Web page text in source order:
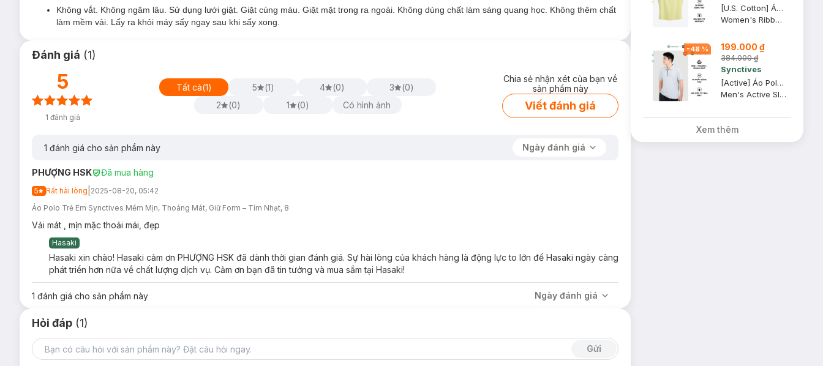
Không vắt. Không ngâm lâu. Sử dụng lưới giặt. Giặt cùng màu. Giặt mặt trong ra ngoài. Không dùng chất làm sáng quang học. Không thêm chất
làm mềm vải. Lấy ra khỏi máy sấy ngay sau khi sấy xong.
Đánh giá (1)
5
1 đánh giá
Tất cả(1) 5 (1) 4 (0) 3 (0)
2
(0) 1 (0) Có hình ảnh
Chia sẻ nhận xét của bạn về
sản phẩm này
Viết đánh giá
1 đánh giá cho sản phẩm này Ngày đánh giá
PHƯỢNG HSK Đã mua hàng
5 Rất hài lòng 2025-08-20, 05:42
Áo Polo Trẻ Em Synctives Mềm Mịn, Thoáng Mát, Giữ Form – Tím Nhạt, 8
Vải mát , mịn mặc thoải mái, đẹp
Hasaki
Hasaki xin chào! Hasaki cảm ơn PHƯỢNG HSK đã dành thời gian đánh giá. Sự hài lòng của khách hàng là động lực to lớn để Hasaki ngày càng
phát triển hơn nữa về chất lượng dịch vụ. Cảm ơn bạn đã tin tưởng và mua sắm tại Hasaki!
1 đánh giá cho sản phẩm này Ngày đánh giá
Hỏi đáp (1)
Gửi
[U.S. Cotton] Áo Tank Top Nữ Synctives Slim Fit, Vàng Nhạt, L - CWTA0005
Women's Ribbed Waist Length Fitted Tank Top
-48 % 199.000 ₫
384.000 ₫
Synctives
[Active] Áo Polo Nam Synctives Slim Fit, Xám Nhạt, XS - SMPO0012
Men's Active Slim Fit Polo Shirt
Xem thêm